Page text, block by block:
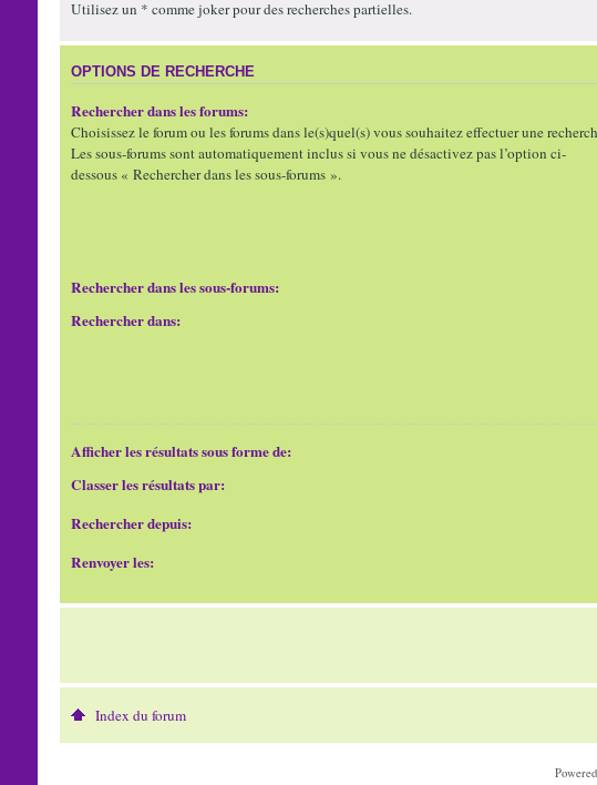
Utilisez un * comme joker pour des recherches partielles.
OPTIONS DE RECHERCHE
Rechercher dans les forums:
Choisissez le forum ou les forums dans le(s)quel(s) vous souhaitez effectuer une
Les sous-forums sont automatiquement inclus si vous ne désactivez pas l’option ci-
dessous « Rechercher dans les sous-forums ».
Rechercher dans les sous-forums:
Rechercher dans:
Afficher les résultats sous forme de:
Classer les résultats par:
Rechercher depuis:
Renvoyer les:
Index du forum